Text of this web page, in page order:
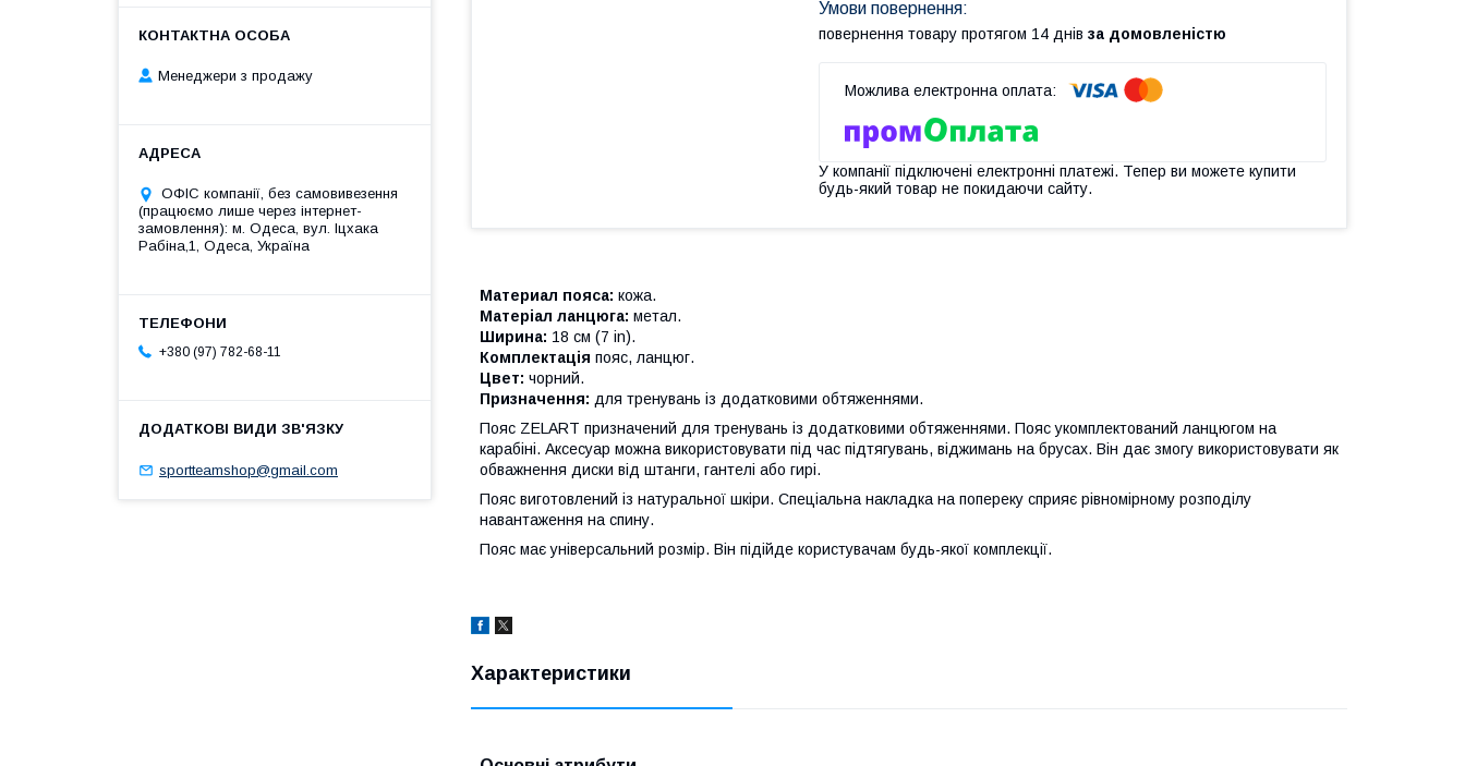
повернення товару протягом 14 днів за домовленістю
У компанії підключені електронні платежі. Тепер ви можете купити
будь-який товар не покидаючи сайту.
Материал пояса: кожа.
Матеріал ланцюга: метал.
Ширина: 18 см (7 in).
Комплектація пояс, ланцюг.
Цвет: чорний.
Призначення: для тренувань із додатковими обтяженнями.
Пояс ZELART призначений для тренувань із додатковими обтяженнями. Пояс укомплектований ланцюгом на
карабіні. Аксесуар можна використовувати під час підтягувань, віджимань на брусах. Він дає змогу використовувати як
обважнення диски від штанги, гантелі або гирі.
Пояс виготовлений із натуральної шкіри. Спеціальна накладка на попереку сприяє рівномірному розподілу
навантаження на спину.
Пояс має універсальний розмір. Він підійде користувачам будь-якої комплекції.
Характеристики
Менеджери з продажу
ОФІС компанії, без самовивезення
(працюємо лише через інтернет-
замовлення): м. Одеса, вул. Іцхака
Рабіна,1, Одеса, Україна
+380 (97) 782-68-11
sportteamshop@gmail.com